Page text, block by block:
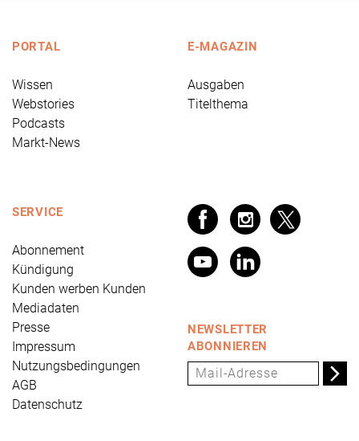
PORTAL
Wissen
Webstories
Podcasts
Markt-News
E-MAGAZIN
Ausgaben
Titelthema
SERVICE
Abonnement
Kündigung
Kunden werben Kunden
Mediadaten
Presse
Impressum
Nutzungsbedingungen
AGB
Datenschutz
NEWSLETTER
ABONNIEREN